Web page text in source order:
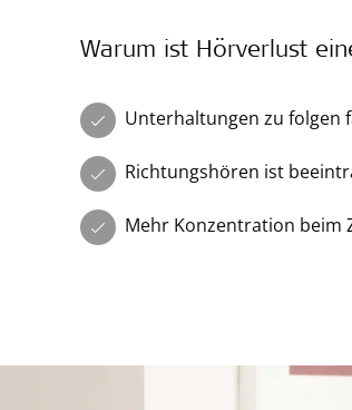
Warum ist Hörverlust
Unterhaltungen zu folgen
Richtungshören ist
Mehr Konzentration beim